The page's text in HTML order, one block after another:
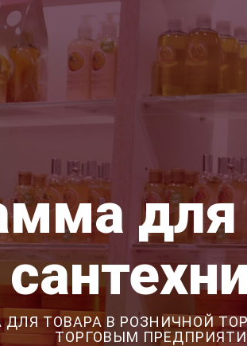
для
ТОВАРА В РОЗНИЧНОЙ
ТОРГОВЫМ